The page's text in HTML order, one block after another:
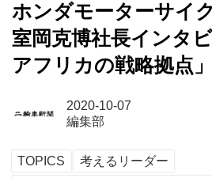
ホンダモーターサイ
室岡克博社長イン
アフリカの戦略拠点
2020-10-07
編集部
TOPICS
考えるリーダー